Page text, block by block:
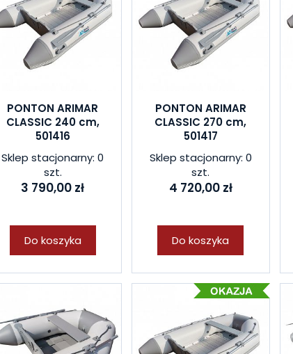
PONTON ARIMAR
CLASSIC 240 cm,
501416
Sklep stacjonarny: 0
szt.
3 790,00 zł
Do koszyka
PONTON ARIMAR
CLASSIC 270 cm,
501417
Sklep stacjonarny: 0
szt.
4 720,00 zł
Do koszyka